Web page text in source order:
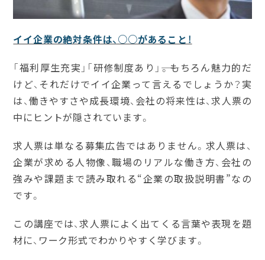
イイ企業の絶対条件は、○○があること！
「福利厚生充実」「研修制度あり」――。もちろん魅力的だ
けど、それだけでイイ企業って言えるでしょうか？実
は、働きやすさや成長環境、会社の将来性は、求人票の
中にヒントが隠されています。
求人票は単なる募集広告ではありません。求人票は、
企業が求める人物像、職場のリアルな働き方、会社の
強みや課題まで読み取れる“企業の取扱説明書”なの
です。
この講座では、求人票によく出てくる言葉や表現を題
材に、ワーク形式でわかりやすく学びます。